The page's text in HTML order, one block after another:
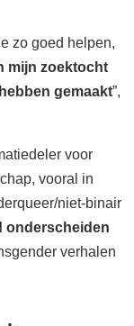
zo goed helpen,
mijn zoektocht
gemaakt”,
voor
vooral in
niet-binair
onderscheiden
verhalen